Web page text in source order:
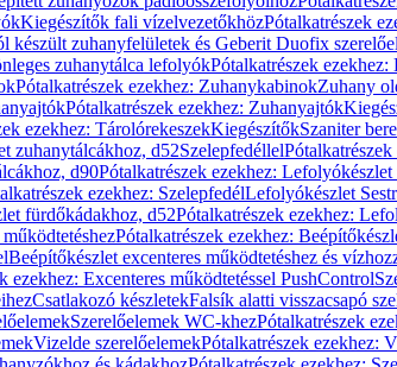
Kiegészítők fali vízelvezetőkhözPótalkatrészek
készült zuhanyfelületek és Geberit Duofix
zuhanytálca lefolyókPótalkatrészek
Pótalkatrészek ezekhez: ZuhanykabinokZuhany
Pótalkatrészek ezekhez: Zuhanyajtók
ezekhez: TárolórekeszekKiegészítőkSzaniter
zuhanytálcákhoz, d52Szelepfedéllel
d90Pótalkatrészek ezekhez:
ezekhez: SzelepfedélLefolyókészlet
fürdőkádakhoz, d52Pótalkatrészek ezekhez:
Pótalkatrészek ezekhez:
Beépítőkészlet excenteres működtetéshez és
ezekhez: Excenteres működtetéssel PushControl
Csatlakozó készletekFalsík alatti visszacsapó
Szerelőelemek WC-khezPótalkatrészek
Vizelde szerelőelemekPótalkatrészek ezekhez: